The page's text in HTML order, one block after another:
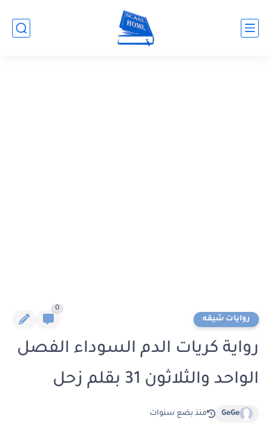
روايات شيقه
0
رواية كريات الدم السوداء الفصل
الواحد والثلاثون 31 بقلم زحل
GeGe منذ بضع سنوات